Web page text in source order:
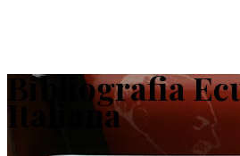
Bibliografia
Italiana